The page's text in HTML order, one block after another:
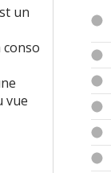
un
conso
vue